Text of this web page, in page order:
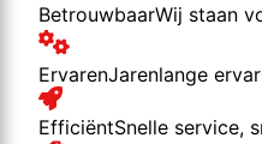
BetrouwbaarWij staan
ErvarenJarenlange
EfficiëntSnelle service,